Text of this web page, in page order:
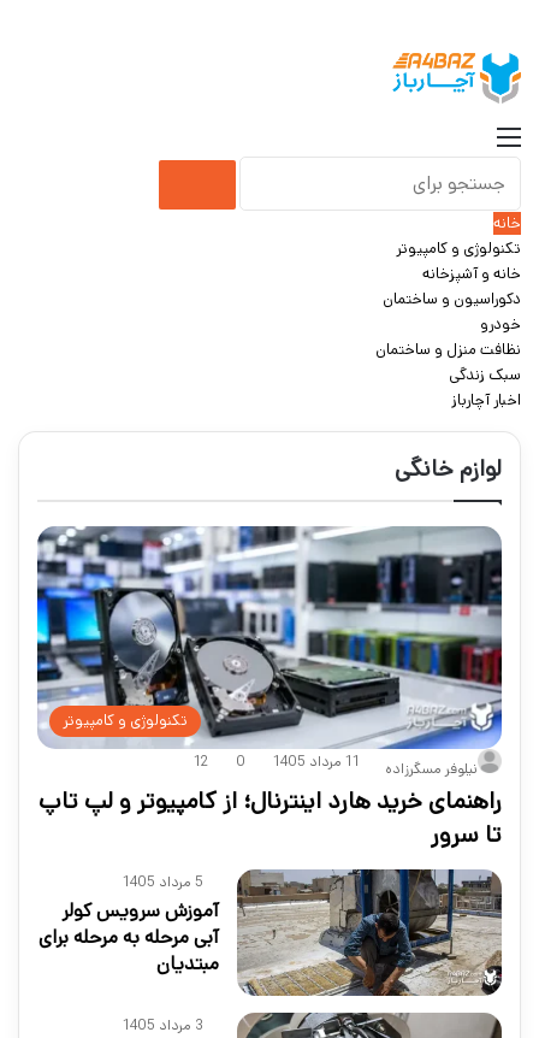
جستجو
خانه
تکنولوژی و کامپیوتر
خانه و آشپزخانه
دکوراسیون و ساختمان
خودرو
نظافت منزل و ساختمان
سبک زندگی
اخبار آچارباز
لوازم خانگی
تکنولوژی و کامپیوتر
نیلوفر مسگرزاده 11 مرداد 1405 0
12
راهنمای خرید هارد اینترنال؛ از کامپیوتر و لپ تاپ
تا سرور
5 مرداد 1405
آموزش سرویس کولر
آبی مرحله به مرحله برای
مبتدیان
3 مرداد 1405